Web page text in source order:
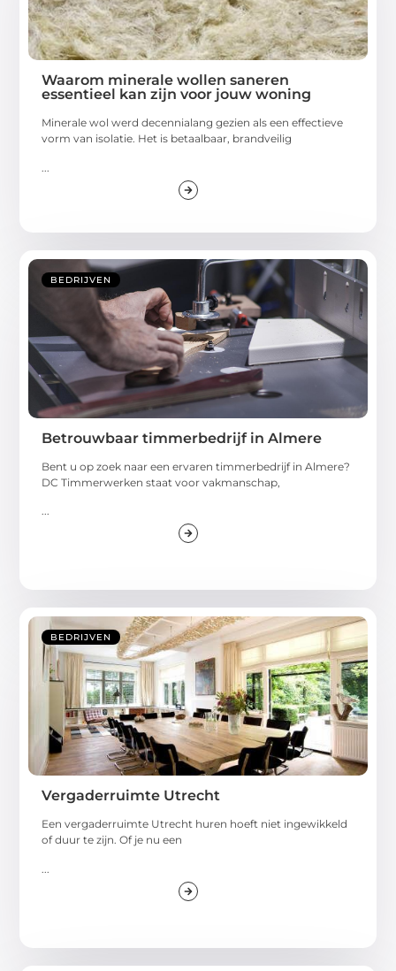
Waarom minerale wollen saneren
essentieel kan zijn voor jouw woning
Minerale wol werd decennialang gezien als een effectieve
vorm van isolatie. Het is betaalbaar, brandveilig
BEDRIJVEN
Betrouwbaar timmerbedrijf in Almere
Bent u op zoek naar een ervaren timmerbedrijf in Almere?
DC Timmerwerken staat voor vakmanschap,
...
BEDRIJVEN
Vergaderruimte Utrecht
Een vergaderruimte Utrecht huren hoeft niet ingewikkeld
of duur te zijn. Of je nu een